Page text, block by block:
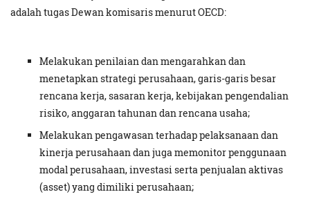
adalah tugas Dewan komisaris menurut OECD:
Melakukan penilaian dan mengarahkan dan
menetapkan strategi perusahaan, garis-garis besar
rencana kerja, sasaran kerja, kebijakan pengendalian
risiko, anggaran tahunan dan rencana usaha;
Melakukan pengawasan terhadap pelaksanaan dan
kinerja perusahaan dan juga memonitor penggunaan
modal perusahaan, investasi serta penjualan aktivas
(asset) yang dimiliki perusahaan;